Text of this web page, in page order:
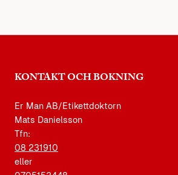
KONTAKT OCH BOKNING
Er Man AB/Etikettdoktorn
Mats Danielsson
Tfn:
08 231910
eller